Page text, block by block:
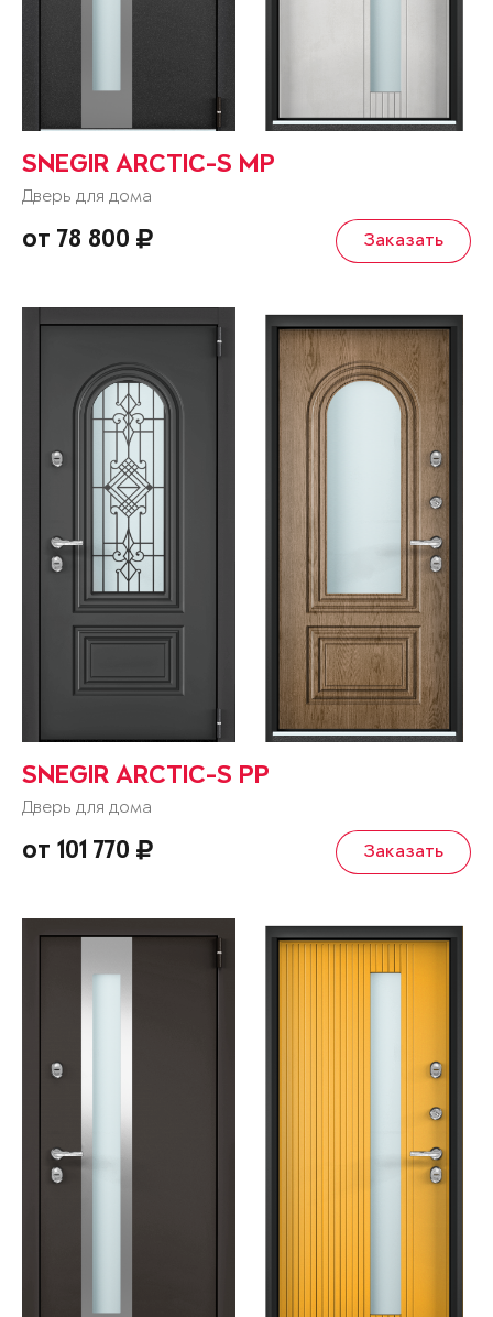
SNEGIR ARCTIC-S MP
Дверь для дома
от 78 800 Заказать
SNEGIR ARCTIC-S PP
Дверь для дома
от 101 770 Заказать